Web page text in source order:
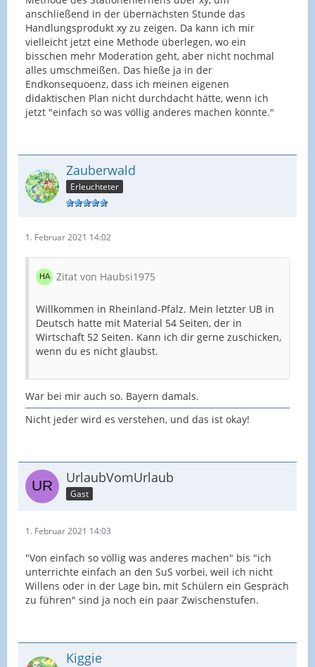
Gefordert ist in den Curricula, dass SchülerInnen
sich ausdrücken und etwas präsentieren können,
das nimmt sogar zu. Zudem wird auch bei euch ein
bestimmter Anteil desDeutsch -Curriculums dem
Bereich Sprechen und Zuhören zugeordnet sein.
Die Vorgabe eines Unterrichtsgespräches oder
einer Moderation als Lehrkraft fordert also zum
beim Stationenlernen bleibt.
@samu hatte tolle Vorschläge, wie man die Einheit
insgesamt anders strukturiert oder eine
Vorgegebene darstellen kann.
Du setzt selbst die Unterrichtseinheit und wählst
selbst die Methode.
Das Seminar, als Ausbildungsstelle, gibt dir vor,
dass du eine Methode wählen sollst, die einen
höheren Anteil gesprochener Sprache mit sich
Du hast noch mehrere Unterrichtsstunden bis zum
UB und könntest durchaus die Planung so
gestalten, dass das möglich ist ... oder du zeigst im
anschließend in der übernächsten Stunde das
Handlungsprodukt xy zu zeigen. Da kann ich mir
vielleicht jetzt eine Methode überlegen, wo ein
bisschen mehr Moderation geht, aber nicht nochmal
alles umschmeißen. Das hieße ja in der
Endkonsequoenz, dass ich meinen eigenen
didaktischen Plan nicht durchdacht hätte, wenn ich
jetzt "einfach so was völlig anderes machen könnte."
Zauberwald
Erleuchteter
1. Februar 2021 14:02
Zitat von Haubsi1975
Willkommen in Rheinland-Pfalz. Mein letzter UB in
Deutsch hatte mit Material 54 Seiten, der in
Wirtschaft 52 Seiten. Kann ich dir gerne zuschicken,
wenn du es nicht glaubst.
War bei mir auch so. Bayern damals.
Nicht jeder wird es verstehen, und das ist okay!
UrlaubVomUrlaub
Gast
1. Februar 2021 14:03
"Von einfach so völlig was anderes machen" bis "ich
unterrichte einfach an den SuS vorbei, weil ich nicht
Willens oder in der Lage bin, mit Schülern ein Gespräch
zu führen" sind ja noch ein paar Zwischenstufen.
Kiggie